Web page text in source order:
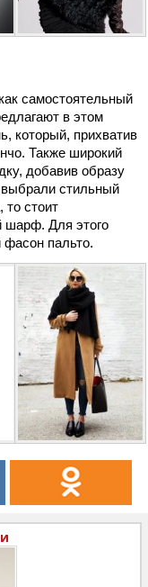
самостоятельный
в этом
который, прихватив
Также широкий
добавив образу
стильный
то стоит
шарф. Для этого
пальто.